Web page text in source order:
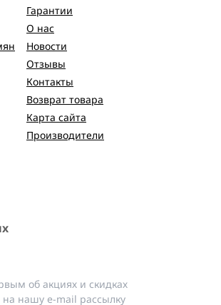
Гарантии
О нас
Новости
Отзывы
Контакты
Возврат товара
Карта сайта
Производители
об акциях и скидках
нашу e-mail рассылку